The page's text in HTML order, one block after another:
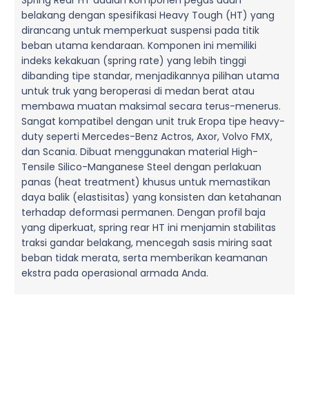
belakang dengan spesifikasi Heavy Tough (HT) yang
dirancang untuk memperkuat suspensi pada titik
beban utama kendaraan. Komponen ini memiliki
indeks kekakuan (spring rate) yang lebih tinggi
dibanding tipe standar, menjadikannya pilihan utama
untuk truk yang beroperasi di medan berat atau
membawa muatan maksimal secara terus-menerus.
Sangat kompatibel dengan unit truk Eropa tipe heavy-
duty seperti Mercedes-Benz Actros, Axor, Volvo FMX,
dan Scania. Dibuat menggunakan material High-
Tensile Silico-Manganese Steel dengan perlakuan
panas (heat treatment) khusus untuk memastikan
daya balik (elastisitas) yang konsisten dan ketahanan
terhadap deformasi permanen. Dengan profil baja
yang diperkuat, spring rear HT ini menjamin stabilitas
traksi gandar belakang, mencegah sasis miring saat
beban tidak merata, serta memberikan keamanan
ekstra pada operasional armada Anda.